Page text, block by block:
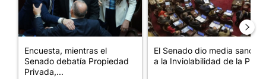
Encuesta, mientras el
Senado debatía Propiedad
Privada,...
El Senado dio media sanción
a la Inviolabilidad de la P...